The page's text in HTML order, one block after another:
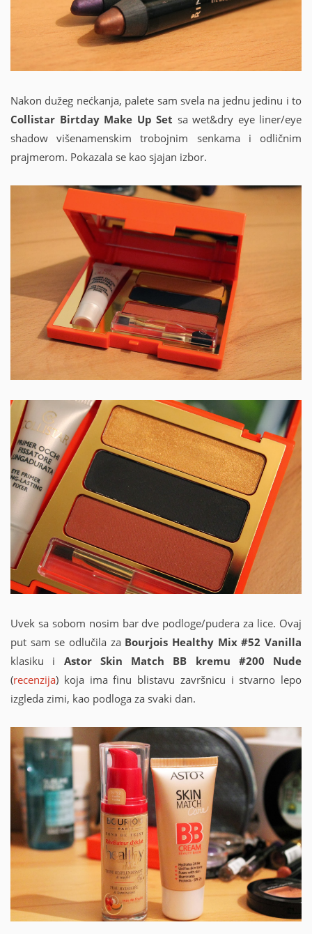
Nakon dužeg nećkanja, palete sam svela na jednu jedinu i to
Collistar Birtday Make Up Set sa wet&dry eye liner/eye
shadow višenamenskim trobojnim senkama i odličnim
prajmerom. Pokazala se kao sjajan izbor.
Uvek sa sobom nosim bar dve podloge/pudera za lice. Ovaj
put sam se odlučila za Bourjois Healthy Mix #52 Vanilla
klasiku i Astor Skin Match BB kremu #200 Nude
(recenzija) koja ima finu blistavu završnicu i stvarno lepo
izgleda zimi, kao podloga za svaki dan.